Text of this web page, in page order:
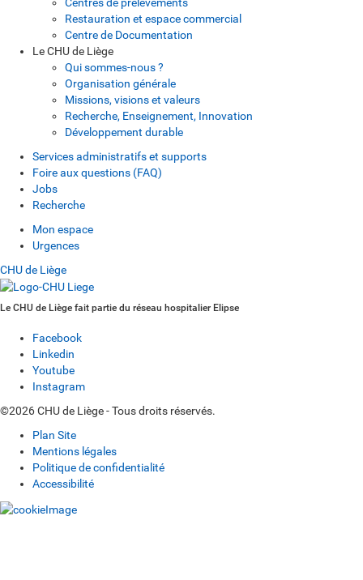
Restauration et espace commercial
Centre de Documentation
Le CHU de Liège
Qui sommes-nous ?
Organisation générale
Missions, visions et valeurs
Recherche, Enseignement, Innovation
Développement durable
Services administratifs et supports
Foire aux questions (FAQ)
Jobs
Recherche
Mon espace
Urgences
CHU de Liège
Le CHU de Liège fait partie du réseau hospitalier Elipse
Facebook
Linkedin
Youtube
Instagram
©2026 CHU de Liège - Tous droits réservés.
Plan Site
Mentions légales
Politique de confidentialité
Accessibilité